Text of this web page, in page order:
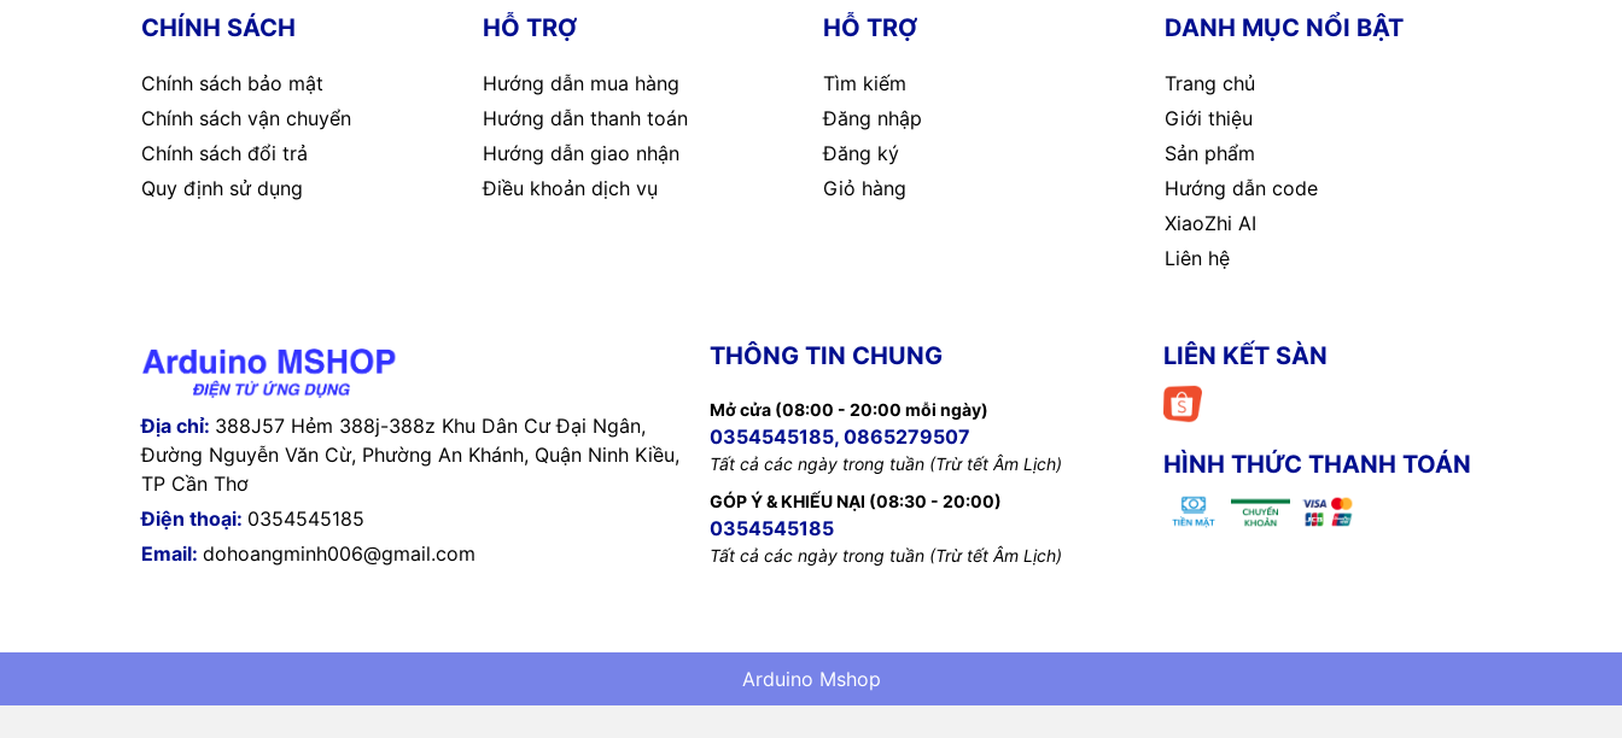
CHÍNH SÁCH
Chính sách bảo mật
Chính sách vận chuyển
Chính sách đổi trả
Quy định sử dụng
HỖ TRỢ
Hướng dẫn mua hàng
Hướng dẫn thanh toán
Hướng dẫn giao nhận
Điều khoản dịch vụ
HỖ TRỢ
Tìm kiếm
Đăng nhập
Đăng ký
Giỏ hàng
DANH MỤC NỔI BẬT
Trang chủ
Giới thiệu
Sản phẩm
Hướng dẫn code
XiaoZhi AI
Liên hệ
Địa chỉ: 388J57 Hẻm 388j-388z Khu Dân Cư Đại Ngân,
Đường Nguyễn Văn Cừ, Phường An Khánh, Quận Ninh Kiều,
TP Cần Thơ
Điện thoại: 0354545185
Email: dohoangminh006@gmail.com
THÔNG TIN CHUNG
Mở cửa (08:00 - 20:00 mỗi ngày)
0354545185, 0865279507
Tất cả các ngày trong tuần (Trừ tết Âm Lịch)
GÓP Ý & KHIẾU NẠI (08:30 - 20:00)
0354545185
Tất cả các ngày trong tuần (Trừ tết Âm Lịch)
LIÊN KẾT SÀN
HÌNH THỨC THANH TOÁN
Arduino Mshop